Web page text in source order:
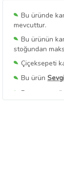
Bu üründe
mevcuttur.
Bu ürünün
stoğundan
Çiçeksepeti
Bu ürün
Bu satıcının